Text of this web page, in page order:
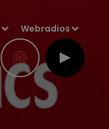
Webradios